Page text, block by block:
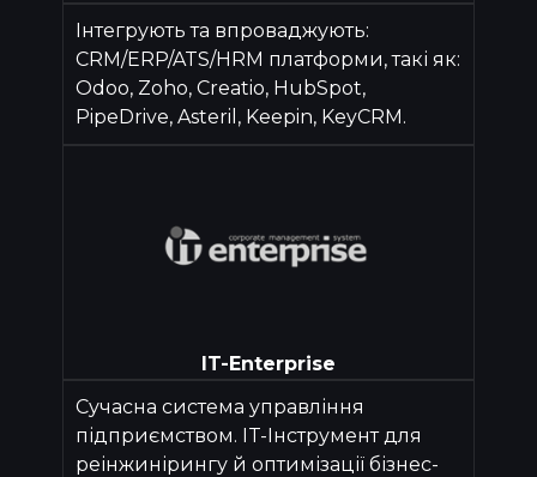
Інтегрують та впроваджують:
CRM/ERP/ATS/HRM платформи, такі як:
Odoo, Zoho, Creatio, HubSpot,
PipeDrive, Asteril, Keepin, KeyCRM.
IT-Enterprise
Сучасна система управління
підприємством. IT-Інструмент для
реінжинірингу й оптимізації бізнес-